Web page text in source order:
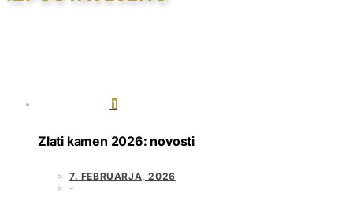
1
Zlati kamen 2026: novosti
7. FEBRUARJA, 2026